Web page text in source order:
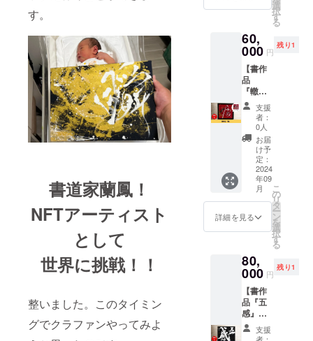
す。
書道家蘭鳳！
NFTアーティスト
として
世界に挑戦！！
整いました。このタイミン
グでクラファンやってみよ
じに仕
上がる
と好評
いただ
いてお
りま
す。 内
容：書
き初め
／目標
／座右
の銘 な
ど 所要
時間：
60分 ※
手配、
材料
の交通
費等は
別途支
援者様
でご負
担お願
いしま
・サイ
ズ、裏
地の
色、先
の形、
書く文
字が選
べま
す。 →
クラウ
ドファ
ンディ
ング終
了後に
オー
ダー
シート
すので
裏地の
色や書
く文字
など
は、後
日に
m・
Facebo
PR投稿
しま
す。
Instagr
amにて
月1回(1
年間)ス
トー
リーズ
でご紹
介させ
ていた
だきま
す。
②Insta
gramハ
イライ
掲載(1
年間固
定) ③コ
ラボ企
画や
PR、
ワーク
ショッ
選
択
す
る
60,
000 円
残り1
【書作
品
『轍』
】
①100人
のART
ノート
オー
ディエ
ンス賞
受賞作
『轍』
をお届
けしま
す。 ②
入り蘭
鳳オリ
ジナル
アート
ノート
『轍』
付き！
■書作品
支援
者：
0人
お届
け予
定：
2024
年09
月
詳細を見る
こ
の
リ
タ
ー
ン
を
選
択
す
る
80,
000 円
残り1
【書作
品『五
感』
オー
ダー支援